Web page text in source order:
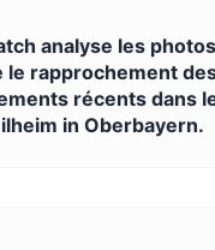
analyse les
le rapprochement
récents dans
in Oberbayern.